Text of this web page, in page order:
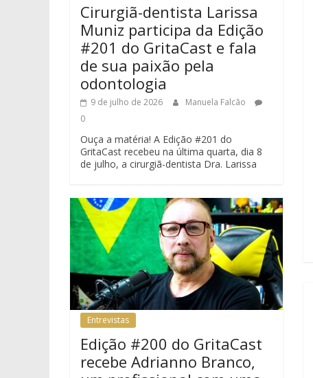
Cirurgiã-dentista Larissa
Muniz participa da Edição
#201 do GritaCast e fala
de sua paixão pela
odontologia
9 de julho de 2026
Manuela Falcão
0
Ouça a matéria! A Edição #201 do
GritaCast recebeu na última quarta, dia 8
de julho, a cirurgiã-dentista Dra. Larissa
Entrevistas
Edição #200 do GritaCast
recebe Adrianno Branco,